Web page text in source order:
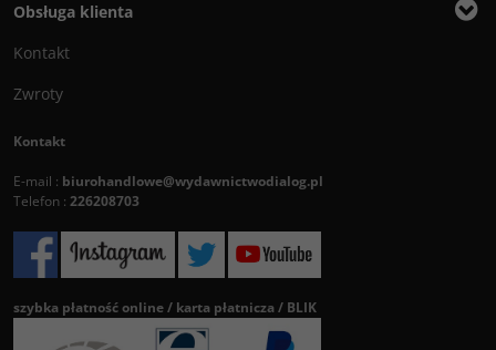
Obsługa klienta
Kontakt
Zwroty
Kontakt
E-mail : biurohandlowe@wydawnictwodialog.pl
Telefon : 226208703
szybka płatność online / karta płatnicza / BLIK